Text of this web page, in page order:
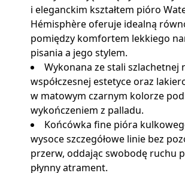
i eleganckim kształtem pióro
Hémisphère oferuje idealną
pomiędzy komfortem lekkiego
pisania a jego stylem.
Wykonana ze stali szlachetnej
współczesnej estetyce oraz
w matowym czarnym kolorze
wykończeniem z palladu.
Końcówka fine pióra
wysoce szczegółowe linie bez
przerw, oddając swobodę ruchu
płynny atrament.